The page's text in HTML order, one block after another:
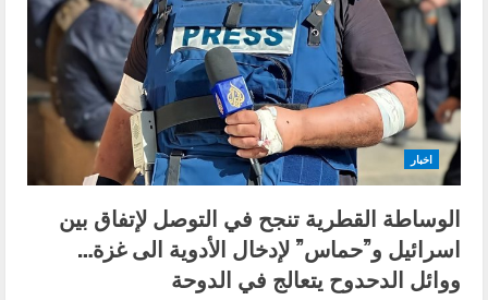
الخارجية
والمغتربين
وعلامة
يعلن
أن
باريس
تفصل
بين
ملفي
جنوب
لبنان
والاستحقاق
وترفض
تعديل
القرار
1701
اخبار
الوساطة القطرية تنجح في التوصل لإتفاق بين
اسرائيل و”حماس” لإدخال الأدوية الى غزة…
ووائل الدحدوح يتعالج في الدوحة